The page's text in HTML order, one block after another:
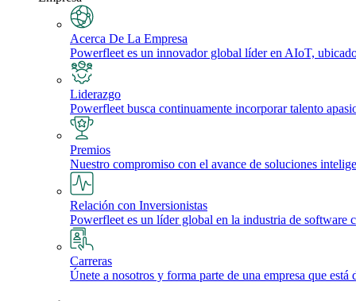
Acerca De La Empresa
Powerfleet es un innovador global líder en AIoT,
Liderazgo
Powerfleet busca continuamente incorporar talento
Premios
Nuestro compromiso con el avance de soluciones
Relación con Inversionistas
Powerfleet es un líder global en la industria de
Carreras
Únete a nosotros y forma parte de una empresa que